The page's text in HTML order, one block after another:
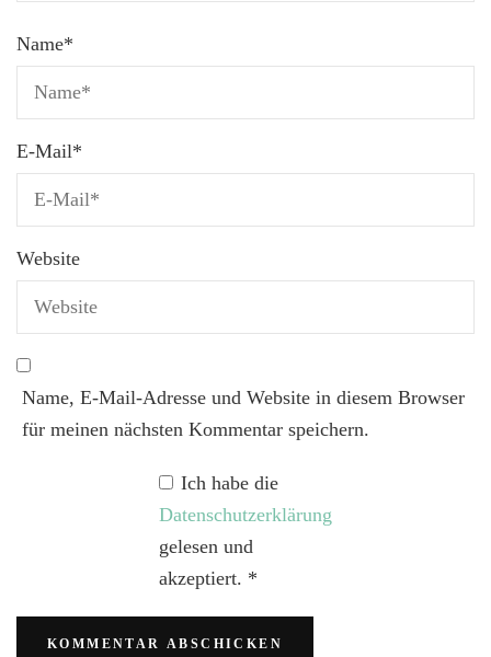
Name*
E-Mail*
Website
Name, E-Mail-Adresse und Website in diesem Browser
für meinen nächsten Kommentar speichern.
Ich habe die
Datenschutzerklärung
gelesen und
akzeptiert. *